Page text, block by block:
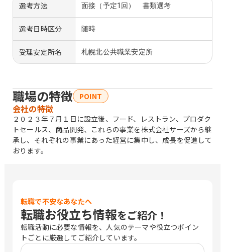
選考方法
面接（予定1回） 書類選考
選考日時区分 随時
受理安定所名 札幌北公共職業安定所
職場の特徴 POINT
会社の特徴
２０２３年７月１日に設立後、フード、レストラン、プロダク
トセールス、商品開発、これらの事業を株式会社サーズから継
承し、それぞれの事業にあった経営に集中し、成長を促進して
おります。
転職で不安なあなたへ
転職お役立ち情報をご紹介！
転職活動に必要な情報を、人気のテーマや役立つポイン
トごとに厳選してご紹介しています。